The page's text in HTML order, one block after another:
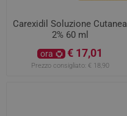
Carexidil Soluzione Cutanea
2% 60 ml
ora € 17,01
Prezzo consigliato: € 18,90